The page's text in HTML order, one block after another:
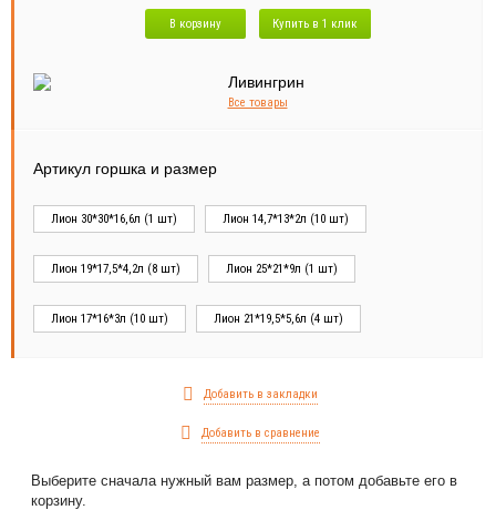
В корзину Купить в 1 клик
Все товары
Артикул горшка и размер
Лион 30*30*16,6л (1 шт) Лион 14,7*13*2л (10 шт)
Лион 19*17,5*4,2л (8 шт) Лион 25*21*9л (1 шт)
Лион 17*16*3л (10 шт) Лион 21*19,5*5,6л (4 шт)
Добавить в закладки
Добавить в сравнение
Выберите сначала нужный вам размер, а потом добавьте его в
корзину.